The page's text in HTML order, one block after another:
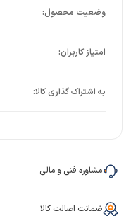
مشاوره فنی و مالی
ضمانت اصالت کالا